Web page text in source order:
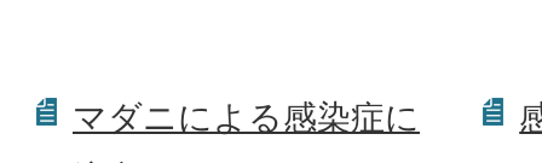
マダニによる感染症に